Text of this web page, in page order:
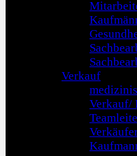
Verkauf
Verkauf/